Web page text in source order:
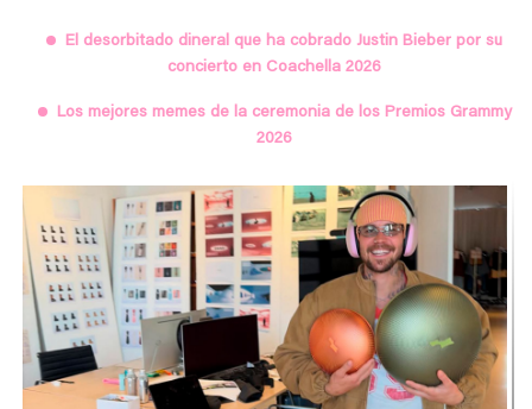
El desorbitado dineral que ha cobrado Justin Bieber por su
concierto en Coachella 2026
Los mejores memes de la ceremonia de los Premios Grammy
2026